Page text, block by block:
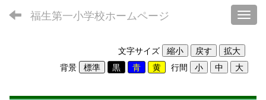
福生第一小学校ホームページ
文字サイズ
背景
行間